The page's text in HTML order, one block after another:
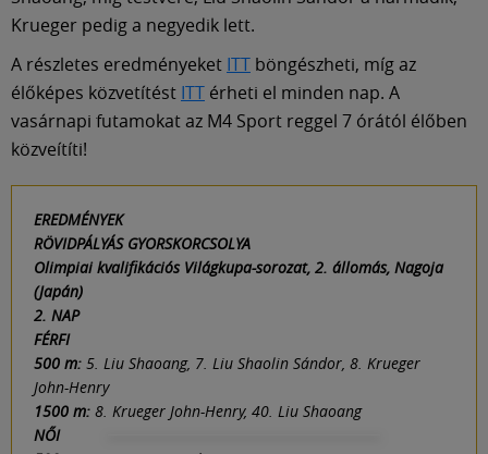
Krueger pedig a negyedik lett.
A részletes eredményeket ITT böngészheti, míg az
élőképes közvetítést ITT érheti el minden nap. A
vasárnapi futamokat az M4 Sport reggel 7 órától élőben
közveítíti!
EREDMÉNYEK
RÖVIDPÁLYÁS GYORSKORCSOLYA
Olimpiai kvalifikációs Világkupa-sorozat, 2. állomás, Nagoja
(Japán)
2. NAP
FÉRFI
500 m: 5. Liu Shaoang, 7. Liu Shaolin Sándor, 8. Krueger
John-Henry
1500 m: 8. Krueger John-Henry, 40. Liu Shaoang
NŐI